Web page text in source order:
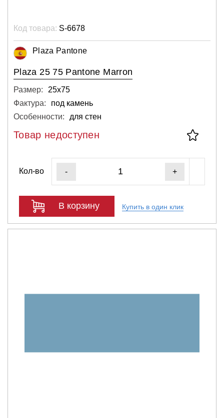
Код товара: S-6678
Plaza Pantone
Plaza 25 75 Pantone Marron
Размер:
25х75
Фактура:
под камень
Особенности:
для стен
Товар недоступен
Кол-во - +
В корзину Купить в один клик